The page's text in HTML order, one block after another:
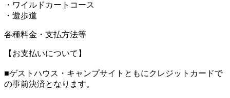
・ワイルドカートコース
・遊歩道
各種料金・支払方法等
【お支払いについて】
■ゲストハウス・キャンプサイトともにクレジットカードで
の事前決済となります。